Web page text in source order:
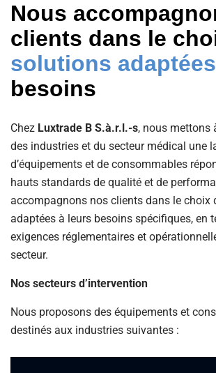
Nous
clients dans le
solutions adaptées
besoins
Chez Luxtrade B S.à.r.l.-s, nous mettons
des industries et du secteur médical une
d’équipements et de consommables
hauts standards de qualité et de
accompagnons nos clients dans le choix
adaptées à leurs besoins spécifiques, en
exigences réglementaires et
secteur.
Nos secteurs d’intervention
Nous proposons des équipements et
destinés aux industries suivantes :